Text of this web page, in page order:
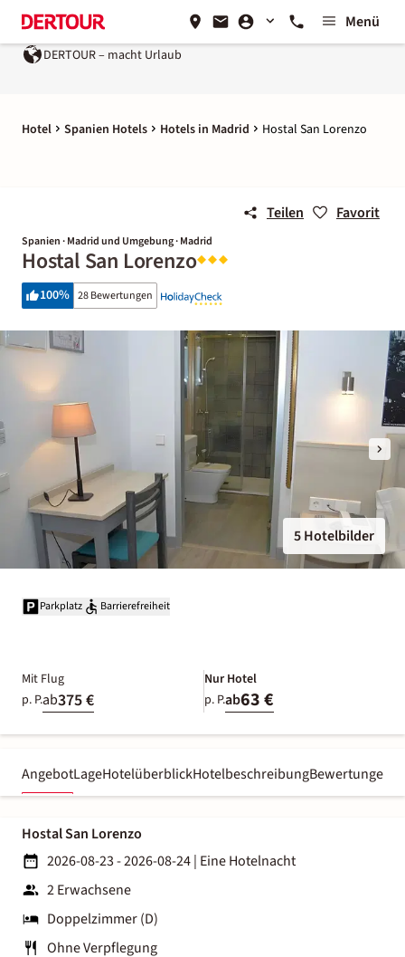
Menü
DERTOUR – macht Urlaub
Hotel Spanien Hotels Hotels in Madrid Hostal San Lorenzo
Teilen Favorit
Spanien · Madrid und Umgebung · Madrid
Hostal San Lorenzo
100% 28 Bewertungen
5 Hotelbilder
Parkplatz Barrierefreiheit
Mit Flug
p. P.ab375 €
Nur Hotel
p. P.ab63 €
AngebotLageHotelüberblickHotelbeschreibungBewertungen
Hostal San Lorenzo
2026-08-23 - 2026-08-24| Eine Hotelnacht
2 Erwachsene
Doppelzimmer (D)
Ohne Verpflegung